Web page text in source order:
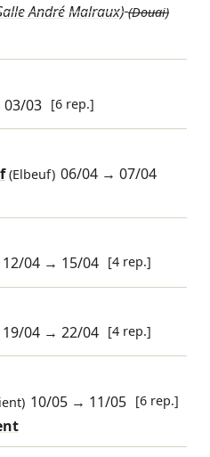
André Malraux) (Douai)
03/03 [6 rep.]
(Elbeuf) 06/04 →07/04
12/04 → 15/04 [4 rep.]
19/04 →22/04 [4 rep.]
10/05 → 11/05 [6 rep.]